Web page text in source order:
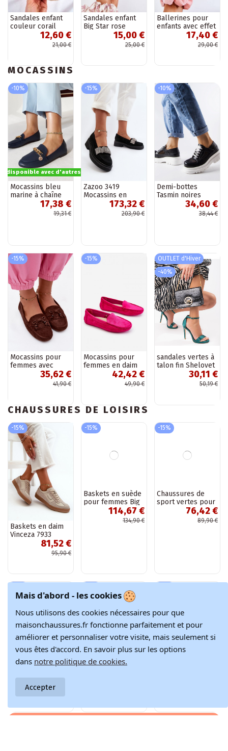
Sandales enfant
couleur corail
12,60 €
21,00 €
Sandales enfant
Big Star rose
15,00 €
25,00 €
Ballerines pour
enfants avec effet
laqué et rubans
17,40 €
29,00 €
MOCASSINS
-10%
disponible avec d'autres options
Mocassins bleu
marine à chaîne
17,38 €
19,31 €
-15%
Zazoo 3419
Mocassins en
nubuck pour
femmes avec
bande décorative
173,32 €
203,90 €
-10%
Demi-bottes
Tasmin noires
ajourées massives
34,60 €
38,44 €
-15%
Mocassins pour
femmes avec
nœuds et franges
Bluebell
35,62 €
41,90 €
-15%
Mocassins pour
femmes en daim
rose Morreno42,42 €
49,90 €
OUTLET d'Hiver
-40%
sandales vertes à
talon fin Shelovet
30,11 €
50,19 €
CHAUSSURES DE LOISIRS
-15%
Baskets en daim
Vinceza 7933
grises pour81,52 €
95,90 €
-15%
Baskets en suède
-15%
-10%
Bottines en cuir
talon caché92,58 €
-15%
JJ2R4039C couleur
65,37 €
Produit disponible avec
Mais d'abord - les cookies
Nous utilisons des cookies nécessaires pour que
maisonchaussures.fr fonctionne parfaitement et pour
améliorer et personnaliser votre visite, mais seulement si
vous êtes d'accord. En savoir plus sur les options
dans notre politique de cookies.
Accepter